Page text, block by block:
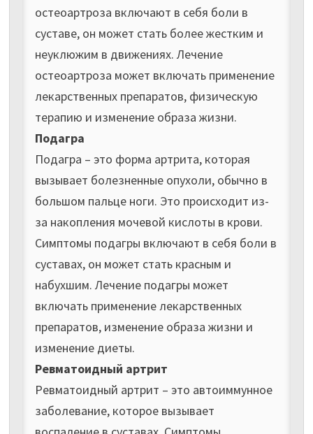
остеоартроза включают в себя боли в
суставе, он может стать более жестким и
неуклюжим в движениях. Лечение
остеоартроза может включать применение
лекарственных препаратов, физическую
терапию и изменение образа жизни.
Подагра
Подагра – это форма артрита, которая
вызывает болезненные опухоли, обычно в
большом пальце ноги. Это происходит из-
за накопления мочевой кислоты в крови.
Симптомы подагры включают в себя боли в
суставах, он может стать красным и
набухшим. Лечение подагры может
включать применение лекарственных
препаратов, изменение образа жизни и
изменение диеты.
Ревматоидный артрит
Ревматоидный артрит – это автоиммунное
заболевание, которое вызывает